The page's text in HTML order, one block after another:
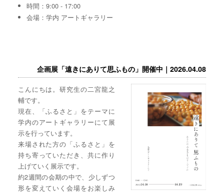
時間：9:00 - 17:00
会場：学内 アートギャラリー
企画展「遠きにありて思ふもの」開催中｜2026.04.08
こんにちは。研究生の二宮龍之
輔です。
現在、「ふるさと」をテーマに
学内のアートギャラリーにて展
示を行っています。
来場された方の「ふるさと」を
持ち寄っていただき、共に作り
上げていく展示です。
約2週間の会期の中で、少しずつ
形を変えていく会場をお楽しみ